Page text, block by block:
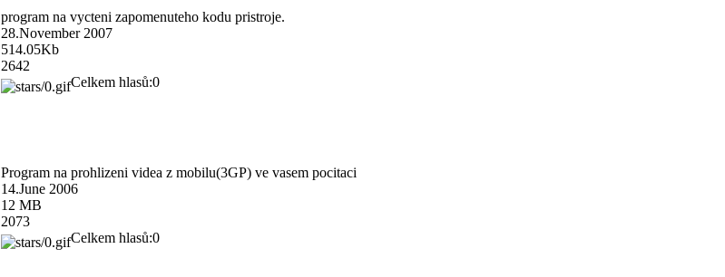
program na vycteni zapomenuteho kodu pristroje.
28.November 2007
514.05Kb
2642
Celkem hlasů:0
Program na prohlizeni videa z mobilu(3GP) ve vasem pocitaci
14.June 2006
12 MB
2073
Celkem hlasů:0